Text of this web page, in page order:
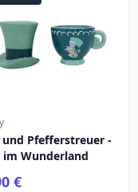
und Pfefferstreuer -
im Wunderland
€